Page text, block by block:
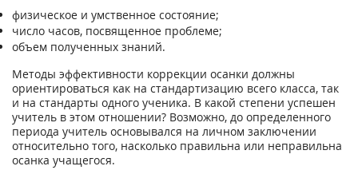
физическое и умственное состояние;
число часов, посвященное проблеме;
объем полученных знаний.
Методы эффективности коррекции осанки должны
ориентироваться как на стандартизацию всего класса, так
и на стандарты одного ученика. В какой степени успешен
учитель в этом отношении? Возможно, до определенного
периода учитель основывался на личном заключении
относительно того, насколько правильна или неправильна
осанка учащегося.